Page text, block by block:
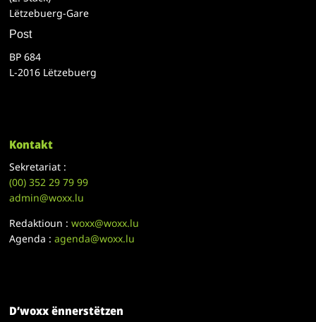
Lëtzebuerg-Gare
Post
BP 684
L-2016 Lëtzebuerg
Kontakt
Sekretariat :
(00)352 29 79 99
admin@woxx.lu
Redaktioun :woxx@woxx.lu
Agenda :agenda@woxx.lu
D’woxx ënnerstëtzen